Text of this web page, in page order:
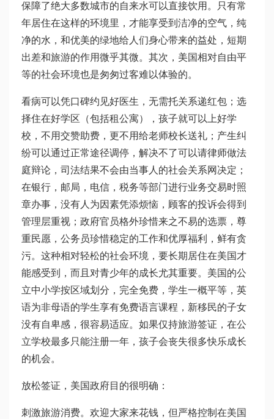
保障了绝大多数城市的自来水可以直接饮用。只有常
年居住在这样的环境里，才能享受到洁净的空气，纯
净的水，和优美的绿地给人们身心带来的益处，短期
出差和旅游的作用微乎其微。其次，美国相对自由平
等的社会环境也是匆匆过客难以体验的。
看病可以凭口碑约见好医生，无需托关系递红包；选
择住在好学区（包括租公寓），孩子就可以上好学
校，不用交赞助费，更不用给老师校长送礼；产生纠
纷可以通过正常途径调停，解决不了可以请律师做法
庭辩论，司法结果不会由当事人的社会关系网决定；
在银行，邮局，电信，税务等部门进行业务交易时照
章办事，没有人为因素凭添烦恼，顾客的投诉会得到
管理层重视；政府官员格外珍惜来之不易的选票，尊
重民愿，公务员珍惜稳定的工作和优厚福利，鲜有贪
污。这种相对轻松的社会环境，要长期居住在美国才
能感受到，而且对青少年的成长尤其重要。美国的公
立中小学按区域划分，完全免费，学生一概平等，英
语为非母语的学生享有免费语言课程，新移民的子女
没有自卑感，很容易适应。如果仅持旅游签证，在公
立学校最多只能注册一年，孩子会丧失很多快乐成长
的机会。
放松签证，美国政府目的很明确：
刺激旅游消费。欢迎大家来花钱，但严格控制在美国